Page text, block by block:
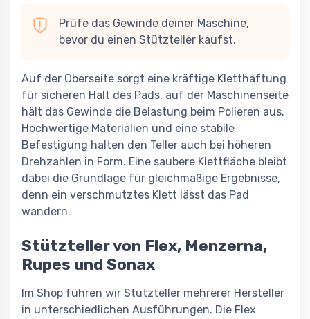
Prüfe das Gewinde deiner Maschine,
bevor du einen Stützteller kaufst.
Auf der Oberseite sorgt eine kräftige Kletthaftung
für sicheren Halt des Pads, auf der Maschinenseite
hält das Gewinde die Belastung beim Polieren aus.
Hochwertige Materialien und eine stabile
Befestigung halten den Teller auch bei höheren
Drehzahlen in Form. Eine saubere Klettfläche bleibt
dabei die Grundlage für gleichmäßige Ergebnisse,
denn ein verschmutztes Klett lässt das Pad
wandern.
Stützteller von Flex, Menzerna,
Rupes und Sonax
Im Shop führen wir Stützteller mehrerer Hersteller
in unterschiedlichen Ausführungen. Die Flex